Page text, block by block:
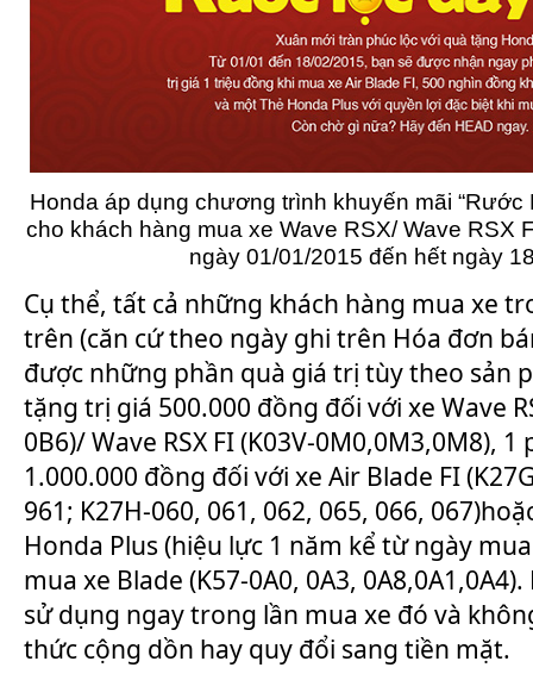
Honda áp dụng chương trình khuyến mãi “Rước
cho khách hàng mua xe Wave RSX/ Wave RSX
ngày 01/01/2015 đến hết ngày
Cụ thể, tất cả những khách hàng mua xe
trên (căn cứ theo ngày ghi trên Hóa đơn
được những phần quà giá trị tùy theo sản
tặng trị giá 500.000 đồng đối với xe Wave
0B6)/ Wave RSX FI (K03V-0M0,0M3,0M8),
1.000.000 đồng đối với xe Air Blade FI
961; K27H-060, 061, 062, 065, 066,
Honda Plus (hiệu lực 1 năm kể từ ngày
mua xe Blade (K57-0A0, 0A3,
sử dụng ngay trong lần mua xe đó và
thức cộng dồn hay quy đổi sang tiền mặt.